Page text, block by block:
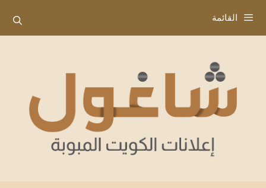
إلى
المحتوى
القائمة